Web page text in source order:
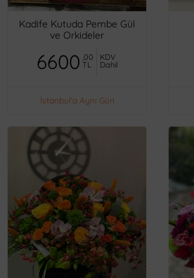
Kadife Kutuda Pembe Gül
ve Orkideler
6600 ,00
TL
KDV
Dahil
İstanbul'a Aynı Gün